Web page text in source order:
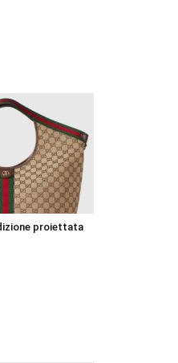
proiettata